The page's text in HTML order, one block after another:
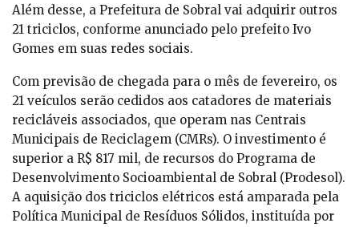
Além desse, a Prefeitura de Sobral vai adquirir outros
21 triciclos, conforme anunciado pelo prefeito Ivo
Gomes em suas redes sociais.
Com previsão de chegada para o mês de fevereiro, os
21 veículos serão cedidos aos catadores de materiais
recicláveis associados, que operam nas Centrais
Municipais de Reciclagem (CMRs). O investimento é
superior a R$ 817 mil, de recursos do Programa de
Desenvolvimento Socioambiental de Sobral (Prodesol).
A aquisição dos triciclos elétricos está amparada pela
Política Municipal de Resíduos Sólidos, instituída por